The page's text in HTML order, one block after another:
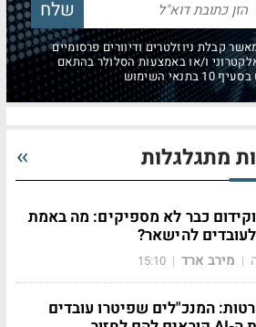
קבלת ניוזלטרים ודיוורים פרסומיים
ו/או באמצעות הסלולר בהתאם
בתנאי השימוש
מתגלגלות
כבר לא מספיקים: מה באמת
להישאר?
| מירב ארד |
15:10
המנכ"לים שפיטרו עובדים